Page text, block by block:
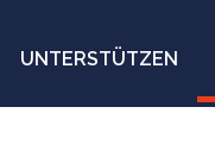
UNTERSTÜTZEN